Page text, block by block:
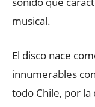
musical.
El disco nace
innumerables
todo Chile, por